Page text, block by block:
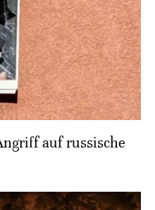
auf russische